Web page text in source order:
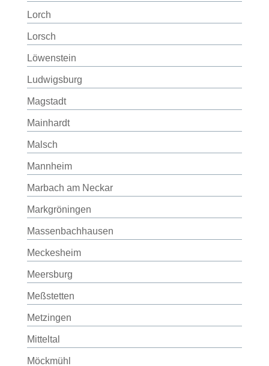
Lorch
Lorsch
Löwenstein
Ludwigsburg
Magstadt
Mainhardt
Malsch
Mannheim
Marbach am Neckar
Markgröningen
Massenbachhausen
Meckesheim
Meersburg
Meßstetten
Metzingen
Mitteltal
Möckmühl